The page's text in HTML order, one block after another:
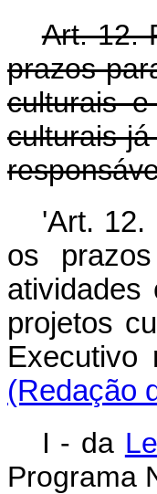
Art. 12.
prazos
culturais
culturais
'Art. 12.
os
atividades
projetos
Executivo
(Redação
I - da
Programa